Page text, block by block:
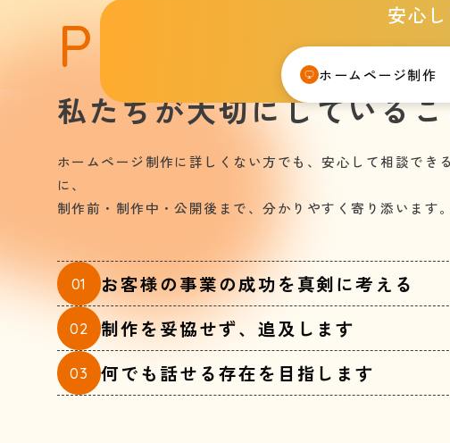
安心
ホームページ制作
PROMISE
私たちが大切にしている
ホームページ制作に詳しくない方でも、安心して相談でき
に、
制作前・制作中・公開後まで、分かりやすく寄り添います。
01 お客様の事業の成功を真剣に考える
02 制作を妥協せず、追及します
03 何でも話せる存在を目指します